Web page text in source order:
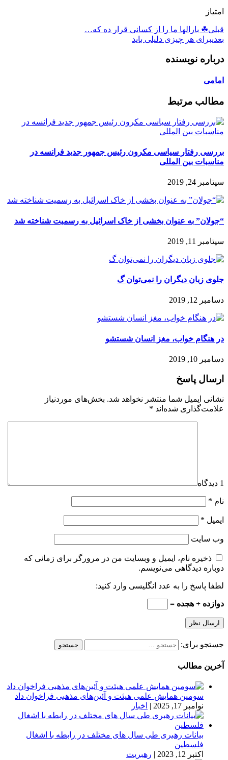
امتیاز
قبلی☘ بارالها ما را از کسانی قرار ده که…
بعدیبرای هر چیزی دلیلی باید
درباره نویسنده
امامی
مطالب مرتبط
بررسی رفتار سیاسی مکرون رئیس جمهور جدید فرانسه در
مناسبات بین المللی
سپتامبر 24, 2019
“جولان” به عنوان بخشی از خاک اسرائیل به رسمیت شناخته شد
سپتامبر 11, 2019
جلوی زبان ديگران را نمی‌توان گ
دسامبر 12, 2019
در هنگام خواب، مغز انسان شستشو
دسامبر 10, 2019
ارسال پاسخ
نشانی ایمیل شما منتشر نخواهد شد. بخش‌های موردنیاز
علامت‌گذاری شده‌اند *
1 دیدگاه
نام *
ایمیل *
وب‌ سایت
ذخیره نام، ایمیل و وبسایت من در مرورگر برای زمانی که
دوباره دیدگاهی می‌نویسم.
لطفا پاسخ را به عدد انگلیسی وارد کنید:
دوازده + هجده =
جستجو برای:
آخرین مطالب
سومین همایش علمی هیئت و آئین‌های مذهبی فراخوان داد
نوامبر 17, 2025
| اخبار
بیانات رهبری طی سال های مختلف در رابطه با اشغال
فلسطین
اکتبر 12, 2023
| رهبریت